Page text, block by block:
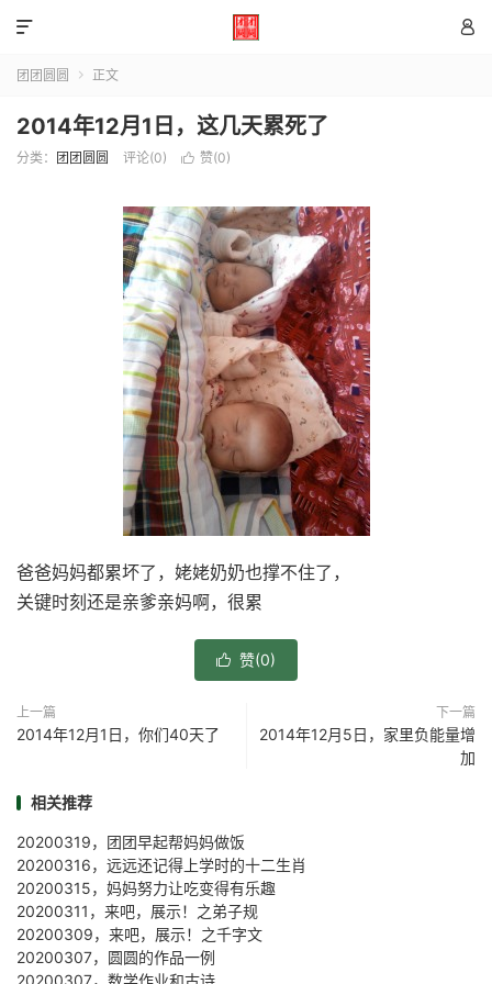


团团圆圆  正文
2014年12月1日，这几天累死了
分类： 团团圆圆 评论(0)  赞(0)
爸爸妈妈都累坏了，姥姥奶奶也撑不住了，
关键时刻还是亲爹亲妈啊，很累
 赞(0)
上一篇
2014年12月1日，你们40天了
下一篇
2014年12月5日，家里负能量增
加
相关推荐
20200319，团团早起帮妈妈做饭
20200316，远远还记得上学时的十二生肖
20200315，妈妈努力让吃变得有乐趣
20200311，来吧，展示！之弟子规
20200309，来吧，展示！之千字文
20200307，圆圆的作品一例
20200307，数学作业和古诗